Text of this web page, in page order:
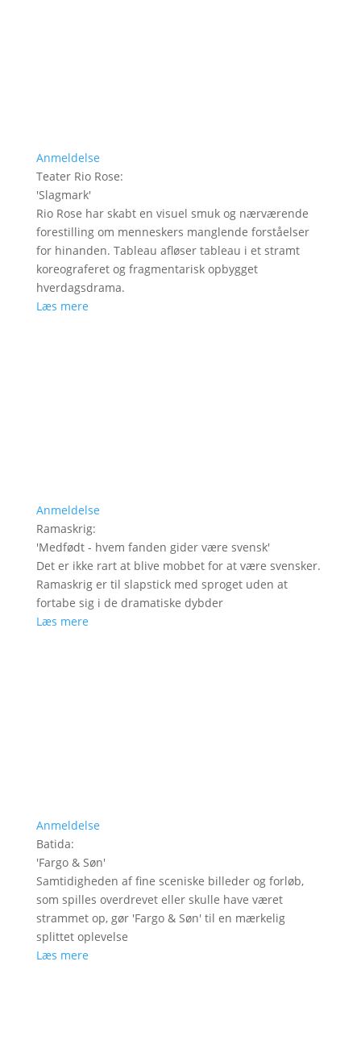
Anmeldelse
Teater Rio Rose:
'Slagmark'
Rio Rose har skabt en visuel smuk og nærværende
forestilling om menneskers manglende forståelser
for hinanden. Tableau afløser tableau i et stramt
koreograferet og fragmentarisk opbygget
hverdagsdrama.
Læs mere
Anmeldelse
Ramaskrig:
'Medfødt - hvem fanden gider være svensk'
Det er ikke rart at blive mobbet for at være svensker.
Ramaskrig er til slapstick med sproget uden at
fortabe sig i de dramatiske dybder
Læs mere
Anmeldelse
Batida:
'Fargo & Søn'
Samtidigheden af fine sceniske billeder og forløb,
som spilles overdrevet eller skulle have været
strammet op, gør 'Fargo & Søn' til en mærkelig
splittet oplevelse
Læs mere